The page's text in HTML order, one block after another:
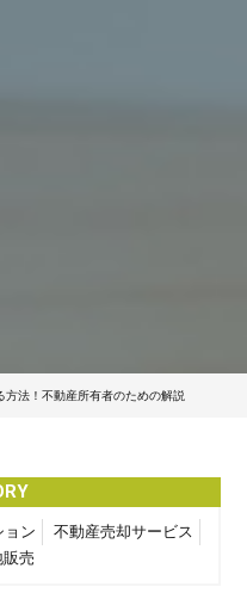
法！不動産所有者のための解説
ョン
不動産売却サービス
売